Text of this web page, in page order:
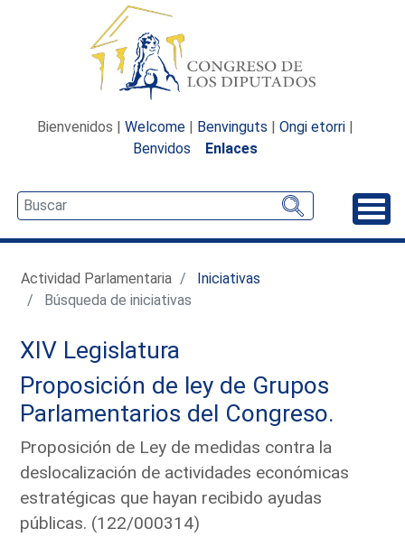
Bienvenidos | Welcome | Benvinguts | Ongi etorri |
Benvidos
Enlaces
Actividad Parlamentaria
Iniciativas
Búsqueda de iniciativas
XIV Legislatura
Proposición de ley de Grupos
Parlamentarios del Congreso.
Proposición de Ley de medidas contra la
deslocalización de actividades económicas
estratégicas que hayan recibido ayudas
públicas. (122/000314)